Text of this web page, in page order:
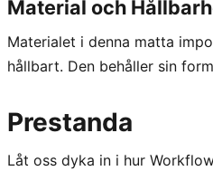
Material och
Materialet i denna matta
hållbart. Den behåller sin
Prestanda
Låt oss dyka in i hur